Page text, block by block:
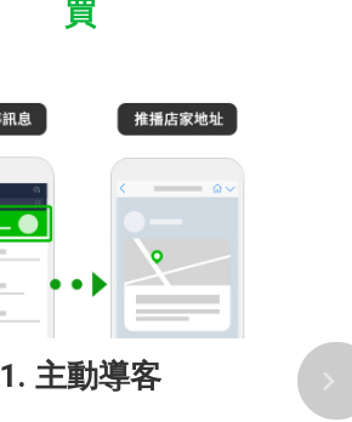
買
1. 主動導客